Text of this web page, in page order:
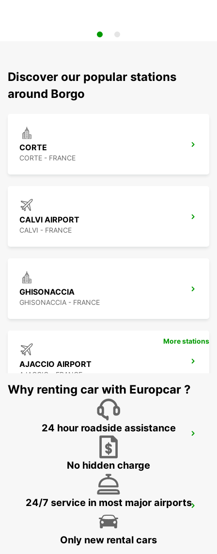
Discover our popular stations
around Borgo
CORTE
CORTE - FRANCE
CALVI AIRPORT
CALVI - FRANCE
GHISONACCIA
GHISONACCIA - FRANCE
AJACCIO AIRPORT
AJACCIO - FRANCE
PORTO-VECCHIO
PORTO VECCHIO - FRANCE
More stations
Why renting car with Europcar ?
24 hour roadside assistance
No hidden charge
24/7 service in most major airports
Only new rental cars